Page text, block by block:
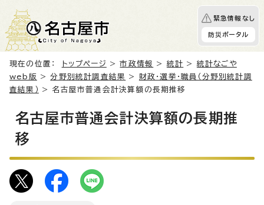
緊急情報なし
防災ポータル
現在の位置： トップページ >市政情報 > 統計 > 統計なごや
web版 >分野別統計調査結果 > 財政・選挙・職員（分野別統計調
査結果）
> 名古屋市普通会計決算額の長期推移
名古屋市普通会計決算額の長期推
移